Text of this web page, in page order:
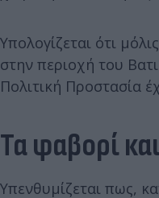
Υπολογίζεται ότι
στην περιοχή του
Πολιτική Προστασία
Τα φαβορί
Υπενθυμίζεται πως,